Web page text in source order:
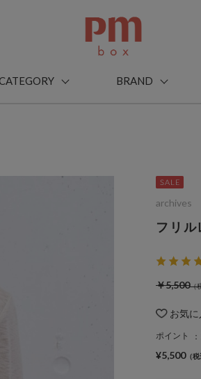
BRAND
フリル
￥5,500
お気
ポイント ：
archives
¥5,500